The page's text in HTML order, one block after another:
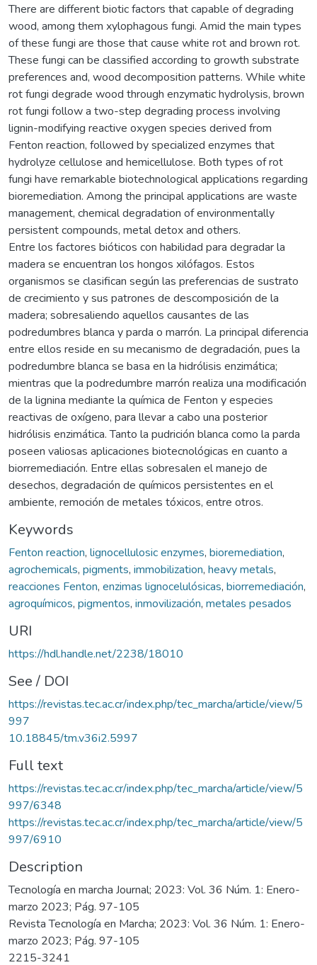
There are different biotic factors that capable of degrading
wood, among them xylophagous fungi. Amid the main types
of these fungi are those that cause white rot and brown rot.
These fungi can be classified according to growth substrate
preferences and, wood decomposition patterns. While white
rot fungi degrade wood through enzymatic hydrolysis, brown
rot fungi follow a two-step degrading process involving
lignin-modifying reactive oxygen species derived from
Fenton reaction, followed by specialized enzymes that
hydrolyze cellulose and hemicellulose. Both types of rot
fungi have remarkable biotechnological applications regarding
bioremediation. Among the principal applications are waste
management, chemical degradation of environmentally
persistent compounds, metal detox and others.
Entre los factores bióticos con habilidad para degradar la
madera se encuentran los hongos xilófagos. Estos
organismos se clasifican según las preferencias de sustrato
de crecimiento y sus patrones de descomposición de la
madera; sobresaliendo aquellos causantes de las
podredumbres blanca y parda o marrón. La principal diferencia
entre ellos reside en su mecanismo de degradación, pues la
podredumbre blanca se basa en la hidrólisis enzimática;
mientras que la podredumbre marrón realiza una modificación
de la lignina mediante la química de Fenton y especies
reactivas de oxígeno, para llevar a cabo una posterior
hidrólisis enzimática. Tanto la pudrición blanca como la parda
poseen valiosas aplicaciones biotecnológicas en cuanto a
biorremediación. Entre ellas sobresalen el manejo de
desechos, degradación de químicos persistentes en el
ambiente, remoción de metales tóxicos, entre otros.
Keywords
Fenton reaction, lignocellulosic enzymes, bioremediation,
agrochemicals, pigments, immobilization, heavy metals,
reacciones Fenton, enzimas lignocelulósicas, biorremediación,
agroquímicos, pigmentos, inmovilización, metales pesados
URI
https://hdl.handle.net/2238/18010
See / DOI
https://revistas.tec.ac.cr/index.php/tec_marcha/article/view/5
997
10.18845/tm.v36i2.5997
Full text
https://revistas.tec.ac.cr/index.php/tec_marcha/article/view/5
997/6348
https://revistas.tec.ac.cr/index.php/tec_marcha/article/view/5
997/6910
Description
Tecnología en marcha Journal; 2023: Vol. 36 Núm. 1: Enero-
marzo 2023; Pág. 97-105
Revista Tecnología en Marcha; 2023: Vol. 36 Núm. 1: Enero-
marzo 2023; Pág. 97-105
2215-3241